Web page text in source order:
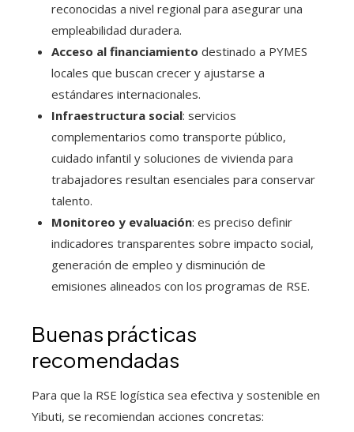
reconocidas a nivel regional para asegurar una
empleabilidad duradera.
Acceso al financiamiento destinado a PYMES
locales que buscan crecer y ajustarse a
estándares internacionales.
Infraestructura social: servicios
complementarios como transporte público,
cuidado infantil y soluciones de vivienda para
trabajadores resultan esenciales para conservar
talento.
Monitoreo y evaluación: es preciso definir
indicadores transparentes sobre impacto social,
generación de empleo y disminución de
emisiones alineados con los programas de RSE.
Buenas prácticas
recomendadas
Para que la RSE logística sea efectiva y sostenible en
Yibuti, se recomiendan acciones concretas: